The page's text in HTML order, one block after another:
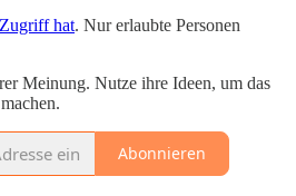
hat. Nur erlaubte Personen
Meinung. Nutze ihre Ideen, um das
Abonnieren